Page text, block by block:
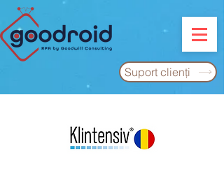
Suport clienţi